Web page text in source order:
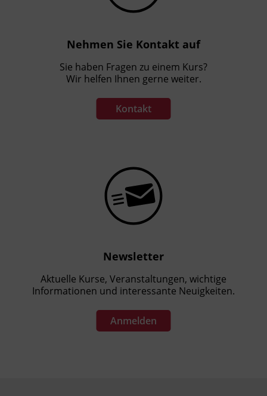
Nehmen Sie Kontakt auf
Sie haben Fragen zu einem Kurs?
Wir helfen Ihnen gerne weiter.
Kontakt
Newsletter
Aktuelle Kurse, Veranstaltungen, wichtige
Informationen und interessante Neuigkeiten.
Anmelden